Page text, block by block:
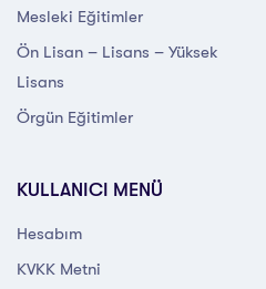
Mesleki Eğitimler
Ön Lisan – Lisans – Yüksek
Lisans
Örgün Eğitimler
KULLANICI MENÜ
Hesabım
KVKK Metni